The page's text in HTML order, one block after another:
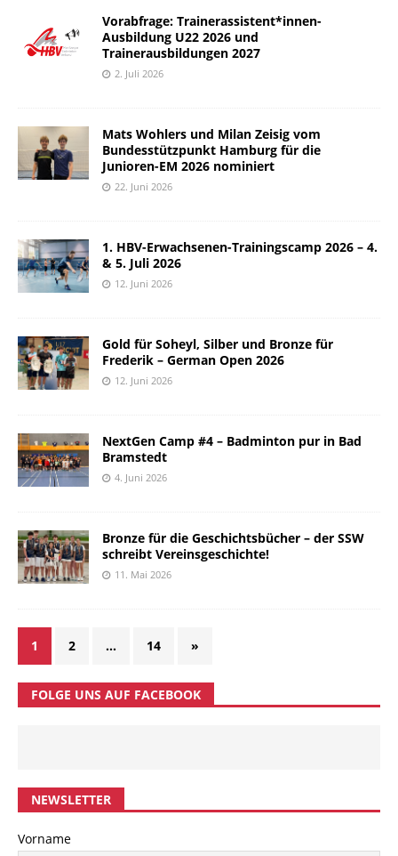
Vorabfrage: Trainerassistent*innen-
Ausbildung U22 2026 und
Trainerausbildungen 2027
2. Juli 2026
Mats Wohlers und Milan Zeisig vom
Bundesstützpunkt Hamburg für die
Junioren-EM 2026 nominiert
22. Juni 2026
1. HBV-Erwachsenen-Trainingscamp 2026 – 4.
& 5. Juli 2026
12. Juni 2026
Gold für Soheyl, Silber und Bronze für
Frederik – German Open 2026
12. Juni 2026
NextGen Camp #4 – Badminton pur in Bad
Bramstedt
4. Juni 2026
Bronze für die Geschichtsbücher – der SSW
schreibt Vereinsgeschichte!
11. Mai 2026
1 2 … 14 »
FOLGE UNS AUF FACEBOOK
NEWSLETTER
Vorname